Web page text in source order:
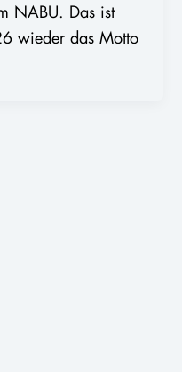
NABU. Das ist
wieder das Motto